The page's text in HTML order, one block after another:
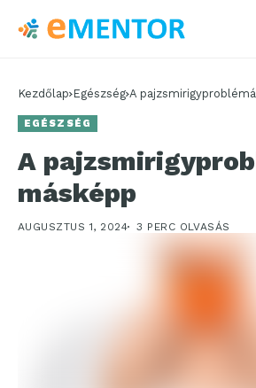
Kezdőlap Egészség A
EGÉSZSÉG
A
másképp
AUGUSZTUS 1, 2024 3 PERC OLVASÁS